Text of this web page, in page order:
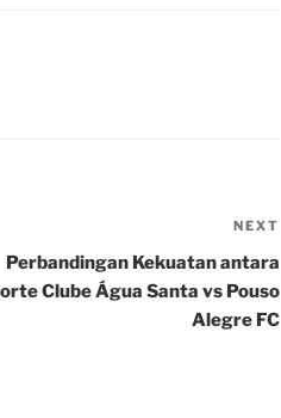
NEXT
Perbandingan Kekuatan antara
Clube Água Santa vs Pouso
Alegre FC